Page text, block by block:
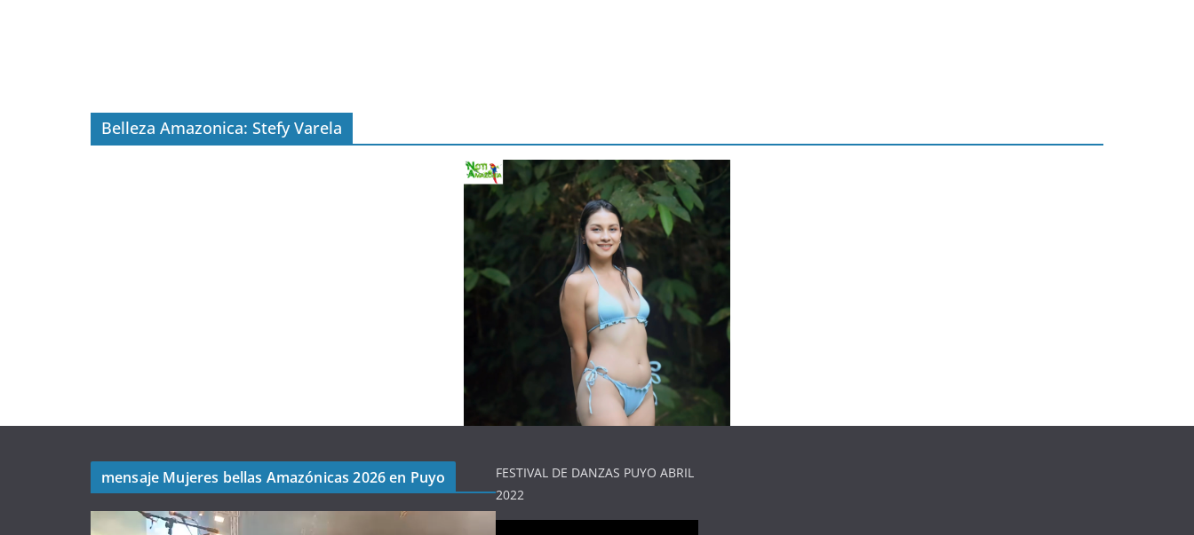
Belleza Amazonica: Stefy Varela
mensaje Mujeres bellas Amazónicas 2026 en Puyo
FESTIVAL DE DANZAS PUYO ABRIL
2022